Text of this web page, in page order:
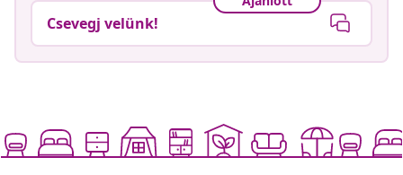
Csevegj velünk!